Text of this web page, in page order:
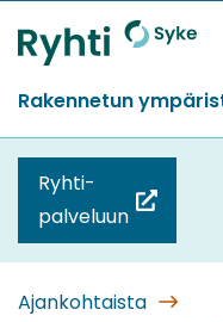
Etusivu
Rakennetun
Ryhti-
palveluun
(siirryt
toiseen
Ajankohtaista